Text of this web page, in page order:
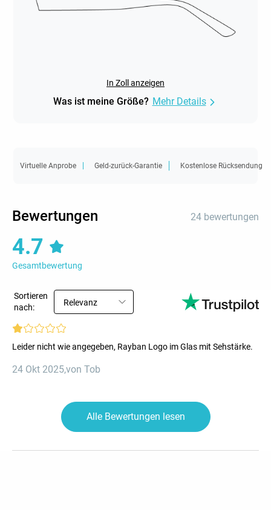
In Zoll anzeigen
Was ist meine Größe? Mehr Details
Virtuelle Anprobe Geld-zurück-Garantie Kostenlose Rücksendung
Bewertungen 24 bewertungen
4.7
Gesamtbewertung
Sortieren
nach:
Relevanz
Leider nicht wie angegeben, Rayban Logo im Glas mit Sehstärke.
24 Okt 2025,von Tob
Alle Bewertungen lesen